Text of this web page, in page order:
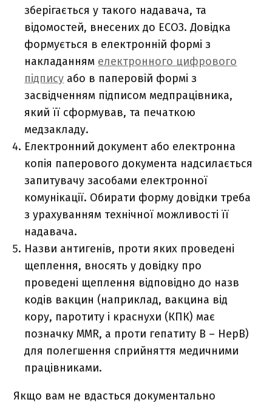
зберігається у такого надавача, та
відомостей, внесених до ЕСОЗ. Довідка
формується в електронній формі з
накладанням електронного цифрового
підпису або в паперовій формі з
засвідченням підписом медпрацівника,
який її сформував, та печаткою
медзакладу.
Електронний документ або електронна
копія паперового документа надсилається
запитувачу засобами електронної
комунікації. Обирати форму довідки треба
з урахуванням технічної можливості її
надавача.
Назви антигенів, проти яких проведені
щеплення, вносять у довідку про
проведені щеплення відповідно до назв
кодів вакцин (наприклад, вакцина від
кору, паротиту і краснухи (КПК) має
позначку MMR, а проти гепатиту В – HepB)
для полегшення сприйняття медичними
працівниками.
Якщо вам не вдасться документально